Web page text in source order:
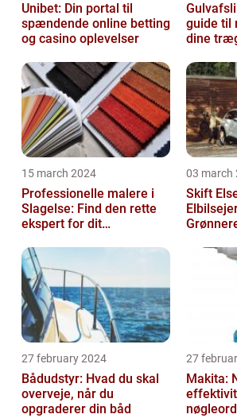
Unibet: Din portal til
spændende online betting
og casino oplevelser
guide til
dine
15 march 2024
Professionelle malere i
Slagelse: Find den rette
ekspert for dit
03 march
Skift
27 february 2024
Bådudstyr: Hvad du skal
overveje, når du
opgraderer din båd
27
Makita: